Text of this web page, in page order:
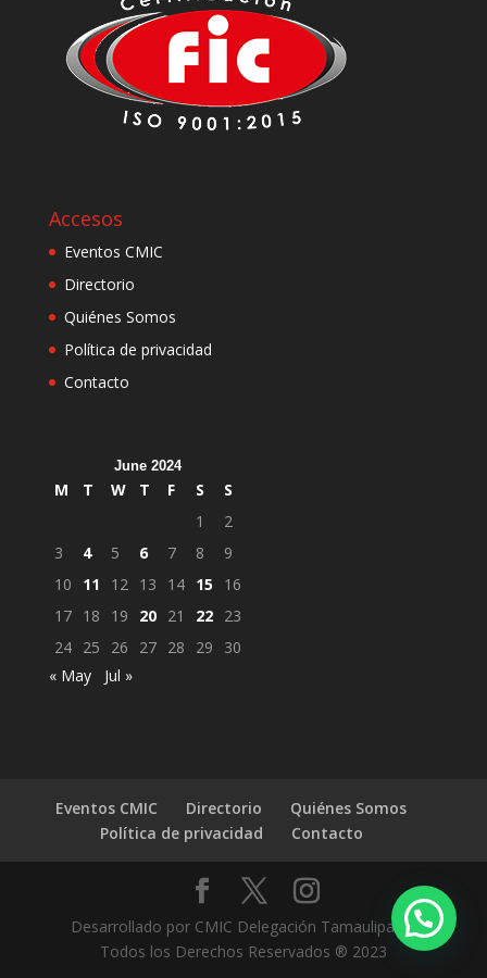
Accesos
Eventos CMIC
Directorio
Quiénes Somos
Política de privacidad
Contacto
June 2024
M T W T F S
S
1
2
3
4 5 6 7 8
9
10
11 12 13 14 15
16
17 18 19 20 21 22 23
24 25 26 27 28 29
30
« May
Jul »
Eventos CMIC Directorio
Quiénes Somos
Política de privacidad
Contacto
Desarrollado por CMIC Delegación Tamaulipas |
Todos los Derechos Reservados ® 2023